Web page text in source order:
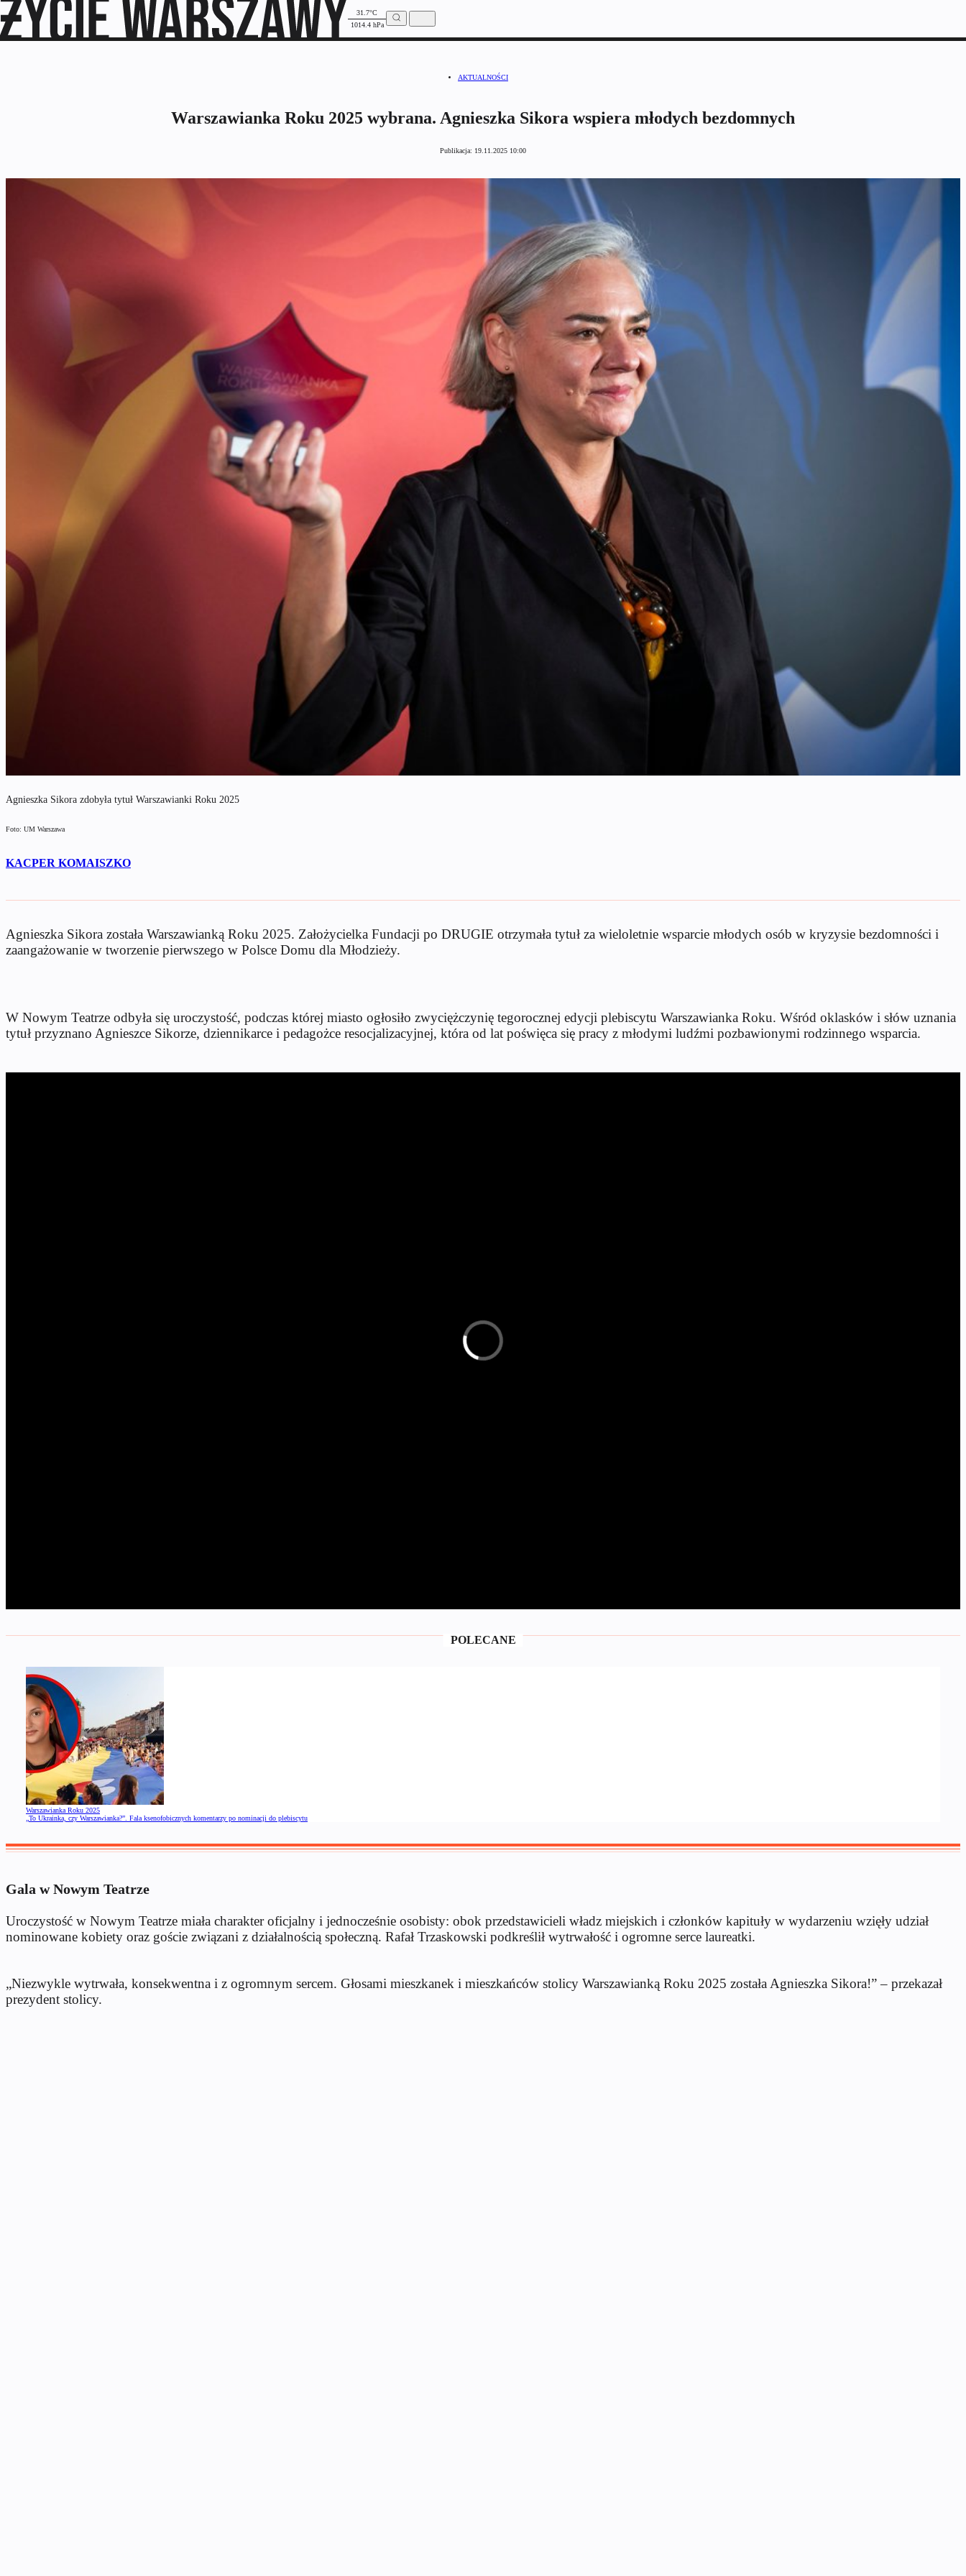
31.7°C
1014.4 hPa
AKTUALNOŚCI
Warszawianka Roku 2025 wybrana. Agnieszka Sikora wspiera młodych bezdomnych
Publikacja: 19.11.2025 10:00
Agnieszka Sikora zdobyła tytuł Warszawianki Roku 2025
Foto: UM Warszawa
KACPER KOMAISZKO
Agnieszka Sikora została Warszawianką Roku 2025. Założycielka Fundacji po DRUGIE otrzymała tytuł za wieloletnie wsparcie młodych osób w kryzysie bezdomności i
zaangażowanie w tworzenie pierwszego w Polsce Domu dla Młodzieży.
W Nowym Teatrze odbyła się uroczystość, podczas której miasto ogłosiło zwyciężczynię tegorocznej edycji plebiscytu Warszawianka Roku. Wśród oklasków i słów uznania
tytuł przyznano Agnieszce Sikorze, dziennikarce i pedagożce resocjalizacyjnej, która od lat poświęca się pracy z młodymi ludźmi pozbawionymi rodzinnego wsparcia.
POLECANE
Warszawianka Roku 2025
„To Ukrainka, czy Warszawianka?”. Fala ksenofobicznych komentarzy po nominacji do plebiscytu
Gala w Nowym Teatrze
Uroczystość w Nowym Teatrze miała charakter oficjalny i jednocześnie osobisty: obok przedstawicieli władz miejskich i członków kapituły w wydarzeniu wzięły udział
nominowane kobiety oraz goście związani z działalnością społeczną. Rafał Trzaskowski podkreślił wytrwałość i ogromne serce laureatki.
„Niezwykle wytrwała, konsekwentna i z ogromnym sercem. Głosami mieszkanek i mieszkańców stolicy Warszawianką Roku 2025 została Agnieszka Sikora!”– przekazał
prezydent stolicy.